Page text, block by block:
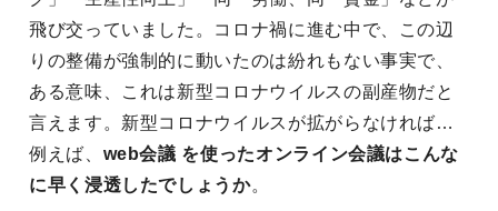
飛び交っていました。コロナ禍に進む中で、この辺
りの整備が強制的に動いたのは紛れもない事実で、
ある意味、これは新型コロナウイルスの副産物だと
言えます。新型コロナウイルスが拡がらなければ…
例えば、 web会議 を使ったオンライン会議はこんな
に早く浸透したでしょうか。